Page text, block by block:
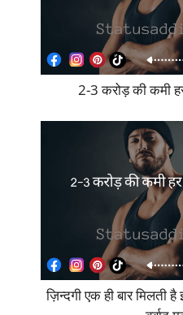
2-3 करोड़ की कमी
ज़िन्दगी एक ही बार मिलती